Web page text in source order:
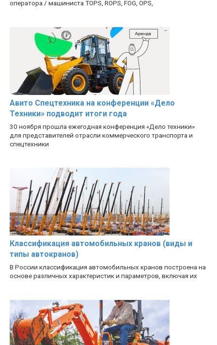
оператора / машиниста TOPS, ROPS, FOG, OPS,
Авито Спецтехника на конференции «Дело
Техники» подводит итоги года
30 ноября прошла ежегодная конференция «Дело техники»
для представителей отрасли коммерческого транспорта и
спецтехники
Классификация автомобильных кранов (виды и
типы автокранов)
В России классификация автомобильных кранов построена на
основе различных характеристик и параметров, включая их